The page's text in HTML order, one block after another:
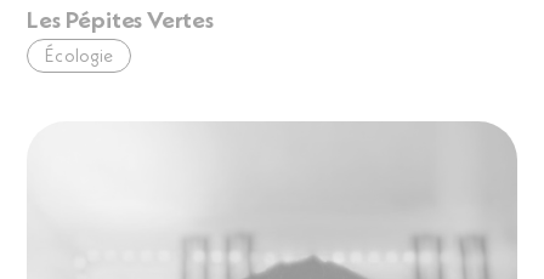
Les Pépites Vertes
Écologie